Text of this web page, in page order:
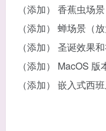
（添加） 香蕉虫场
（添加） 蝉场景（
（添加） 圣诞效果
（添加） MacOS 版
（添加） 嵌入式西